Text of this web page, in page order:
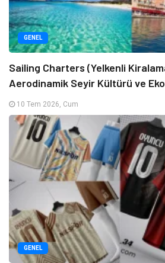
GENEL
Sailing Charters (Yelkenli
Aerodinamik Seyir Kültürü ve
10 Tem 2026, Cum
GENEL